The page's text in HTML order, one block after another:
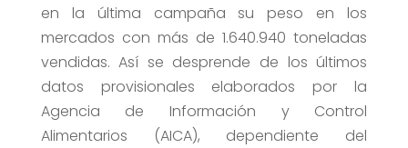
en la última campaña su peso en los
mercados con más de 1.640.940 toneladas
vendidas. Así se desprende de los últimos
datos provisionales elaborados por la
Agencia de Información y Control
Alimentarios (AICA), dependiente del